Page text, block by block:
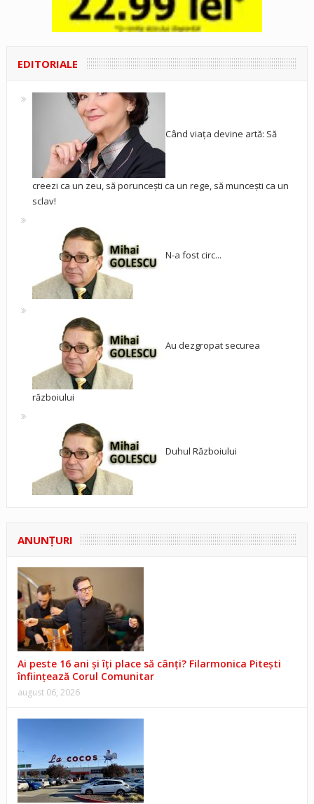
EDITORIALE
Când viața devine artă: Să
creezi ca un zeu, să poruncești ca un rege, să muncești ca un
sclav!
N-a fost circ...
Au dezgropat securea
războiului
Duhul Războiului
ANUNŢURI
Ai peste 16 ani și îți place să cânți? Filarmonica Pitești
înființează Corul Comunitar
august 06, 2026